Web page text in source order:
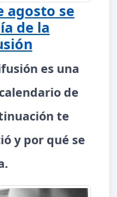
agosto se
de la
es una
de
te
y por qué se